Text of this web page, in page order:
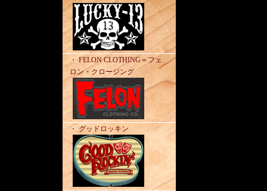
・ FELON CLOTHING＝フェ
ロン・クロージング
・ グッドロッキン